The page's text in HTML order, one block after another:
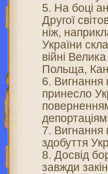
На боці
Другої
ніж,
України
війні
Польща,
Вигнання
принесло
Вигнання
здобуття
Досвід
завжди